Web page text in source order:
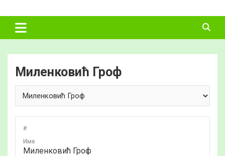
to
content
ФУДБАЛСКИ
САВЕЗ
ВЛАДИМИРЦИ
Миленковић Гроф
#
Име
Миленковић Гроф